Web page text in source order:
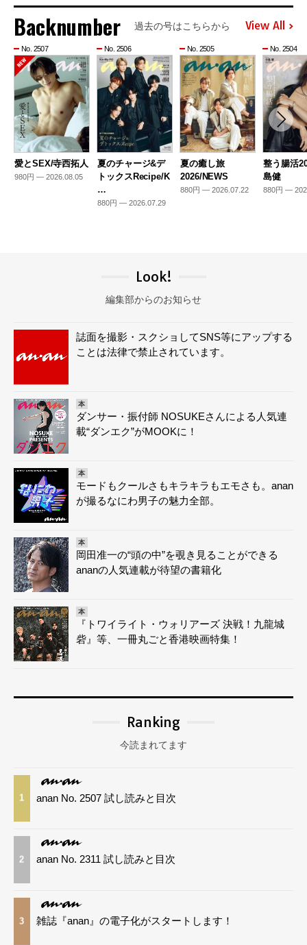
Backnumber 過去の号はこちらから View All
No. 2507
愛とSEX/寺西拓人
980円 — 2026.08.05
No. 2506
夏のチャージ&デ
トックスRecipe/K
…
880円 — 2026.07.29
No. 2505
夏の癒し旅
2026/NEWS
880円 — 2026.07.22
No. 2504
整う腸活
島健
880円 —
Look!
編集部からのお知らせ
誌面を撮影・スクショしてSNS等にアップする
ことは法律で禁止されています。
本
ダンサー・振付師 NOSUKEさんによる人気連
載“ダンエク”がMOOKに！
本
モードもクールさもキラキラもエモさも。anan
が撮るなにわ男子の魅力全部。
本
岡田准一の“頭の中”を覗き見ることができる
ananの人気連載が待望の書籍化
本
『トワイライト・ウォリアーズ 決戦！九龍城
砦』等、一冊丸ごと香港映画特集！
Ranking
今読まれてます
1 anan No. 2507 試し読みと目次
2 anan No. 2311 試し読みと目次
3 雑誌『anan』の電子化がスタートします！